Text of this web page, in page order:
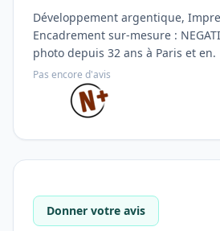
Développement argentique,
Encadrement sur-mesure :
photo depuis 32 ans à Paris et en.
Pas encore d'avis
Donner votre avis